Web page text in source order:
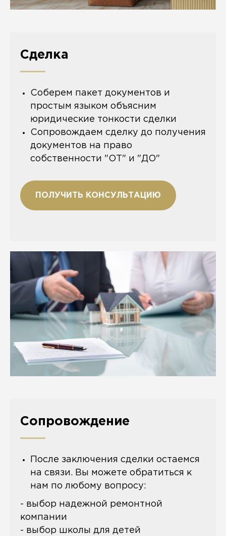
Сделка
Соберем пакет документов и
простым языком объясним
юридические тонкости сделки
Сопровождаем сделку до получения
документов на право
собственности "ОТ" и "ДО"
ПОЛУЧИТЬ КОНСУЛЬТАЦИЮ
Сопровождение
После заключения сделки остаемся
на связи. Вы можете обратиться к
нам по любому вопросу:
- выбор надежной ремонтной
компании
- выбор школы для детей